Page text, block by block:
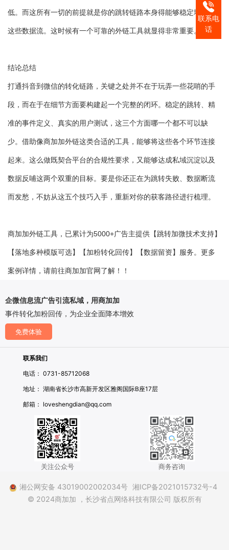
低。而这所有一切的前提就是你的跳转链路本身得能够稳定地承载
这些数据流。这时候有一个可靠的外链工具就显得非常重要。
结论总结
打通抖音到微信的转化链路，关键之处并不在于玩弄一些花哨的手
段，而在于在细节方面要构建起一个完整的闭环。稳定的跳转、精
准的事件定义、真实的用户测试，这三个方面哪一个都不可以缺
少。借助像商加加外链这类合适的工具，能够将这些各个环节连接
起来。这么做既契合平台的合规性要求，又能够达成私域沉淀以及
数据反哺这两个双重的目标。要是你还正在为跳转失败、数据断流
而发愁，不妨从这五个技巧入手，重新对你的获客路径进行梳理。
商加加外链工具，已累计为5000+广告主提供【跳转加微技术支持】
【落地多种模版可选】【加粉转化回传】【数据留资】服务。更多
案例详情，请前往商加加官网了解！！
企微信息流广告引流私域，用商加加
事件转化加粉回传，为企业全面降本增效
免费体验
联系我们
电话： 0731-85712068
地址： 湖南省长沙市高新开发区雅阁国际B座17层
邮箱： loveshengdian@qq.com
关注公众号 商务咨询
湘公网安备 43019002002034号 湘ICP备2021015732号-4
© 2024商加加
，长沙省点网络科技有限公司 版权所有
联系电
话